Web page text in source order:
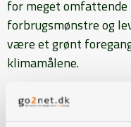
for meget
forbrugsmønstre og
være et grønt
klimamålene.
I rapporten fremgår